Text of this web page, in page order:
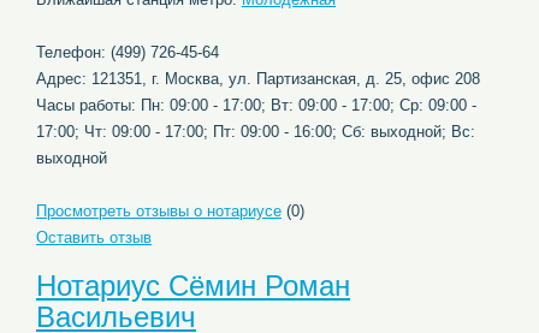
Телефон: (499) 726-45-64
Адрес: 121351, г. Москва, ул. Партизанская, д. 25, офис 208
Часы работы: Пн: 09:00 - 17:00; Вт: 09:00 - 17:00; Ср: 09:00 -
17:00; Чт: 09:00 - 17:00; Пт: 09:00 - 16:00; Сб: выходной; Вс:
выходной
Просмотреть отзывы о нотариусе (0)
Оставить отзыв
Нотариус Сёмин Роман
Васильевич